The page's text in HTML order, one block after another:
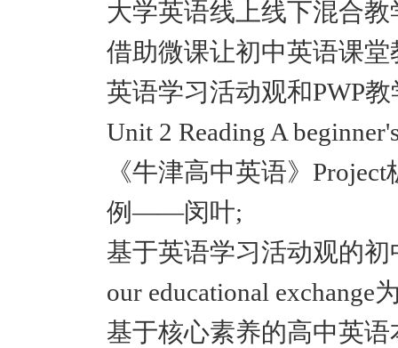
大学英语线上线下混合
借助微课让初中英语课
英语学习活动观和PWP
Unit 2 Reading A
《牛津高中英语》
例——闵叶;
基于英语学习活动观的
our educational
基于核心素养的高中英